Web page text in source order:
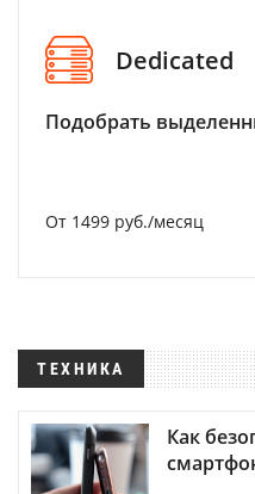
Dedicated
Подобрать
От 1499 руб./месяц
ТЕХНИКА
Как